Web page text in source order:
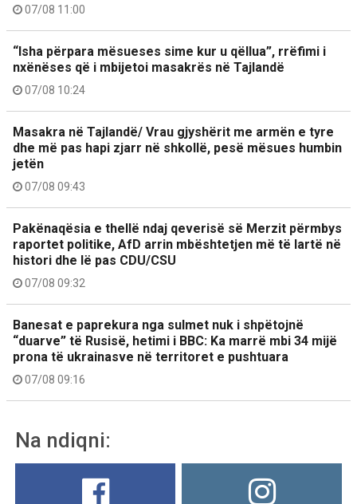
07/08 11:00
“Isha përpara mësueses sime kur u qëllua”, rrëfimi i
nxënëses që i mbijetoi masakrës në Tajlandë
07/08 10:24
Masakra në Tajlandë/ Vrau gjyshërit me armën e tyre
dhe më pas hapi zjarr në shkollë, pesë mësues humbin
jetën
07/08 09:43
Pakënaqësia e thellë ndaj qeverisë së Merzit përmbys
raportet politike, AfD arrin mbështetjen më të lartë në
histori dhe lë pas CDU/CSU
07/08 09:32
Banesat e paprekura nga sulmet nuk i shpëtojnë
“duarve” të Rusisë, hetimi i BBC: Ka marrë mbi 34 mijë
prona të ukrainasve në territoret e pushtuara
07/08 09:16
Na ndiqni: